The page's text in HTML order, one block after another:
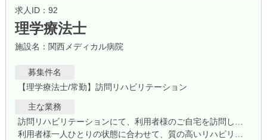
求人ID：92
理学療法士
施設名：関西メディカル病院
募集件名
【理学療法士/常勤】訪問リハビリテーション
主な業務
利用者様一人ひとりの状態に合わせて、質の高いリハビリを行っていただくことを大切にしています。